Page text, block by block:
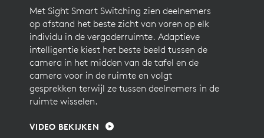
Met Sight Smart Switching zien deelnemers
op afstand het beste zicht van voren op elk
individu in de vergaderruimte. Adaptieve
intelligentie kiest het beste beeld tussen de
camera in het midden van de tafel en de
camera voor in de ruimte en volgt
gesprekken terwijl ze tussen deelnemers in de
ruimte wisselen.
VIDEO BEKIJKEN